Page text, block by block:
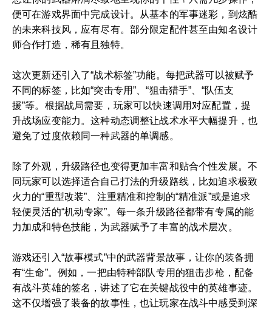
便可在游戏界面中完成设计。从基本的军事迷彩，到炫酷
的未来科技风，应有尽有。部分限定配件甚至由知名设计
师合作打造，稀有且独特。
这次更新还引入了“战术标签”功能。每把武器可以被赋予
不同的标签，比如“突击专用”、“狙击猎手”、“队伍支
援”等。根据战局需要，玩家可以快速调用对应配置，提
升战场应变能力。这种动态调整让战术水平大幅提升，也
避免了过度依赖同一种武器的单调感。
除了外观，升级路径也变得更加丰富和贴合个性发展。不
同玩家可以选择适合自己打法的升级路线，比如追求极致
火力的“重型改装”、注重精准和控制的“精准派”或是追求
轻便灵活的“机动专家”。每一条升级路径都带有专属的能
力加成和特色技能，为武器赋予了丰富的战术层次。
游戏还引入“故事模式”中的武器背景故事，让你的装备拥
有“生命”。例如，一把由特种部队专用的狙击步枪，配备
有战斗英雄的签名，讲述了它在关键战役中的英雄事迹。
这不仅增强了装备的故事性，也让玩家在战斗中感受到深